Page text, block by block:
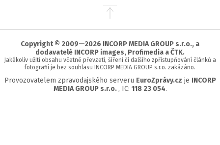
Přejít
stránky
Copyright © 2009—2026 INCORP MEDIA GROUP s.r.o., a
dodavatelé INCORP images, Profimedia a ČTK.
Jakékoliv užití obsahu včetně převzetí, šíření či dalšího zpřístupňování článků a
fotografií je bez souhlasu INCORP MEDIA GROUP s.r.o. zakázáno.
Provozovatelem zpravodajského serveru EuroZprávy.cz je INCORP
MEDIA GROUP s.r.o. , IC: 118 23 054.